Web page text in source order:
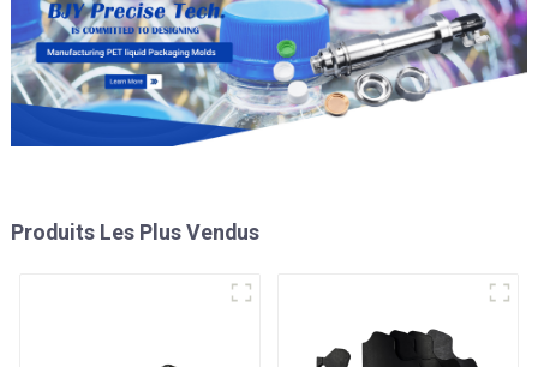
Produits Les Plus Vendus